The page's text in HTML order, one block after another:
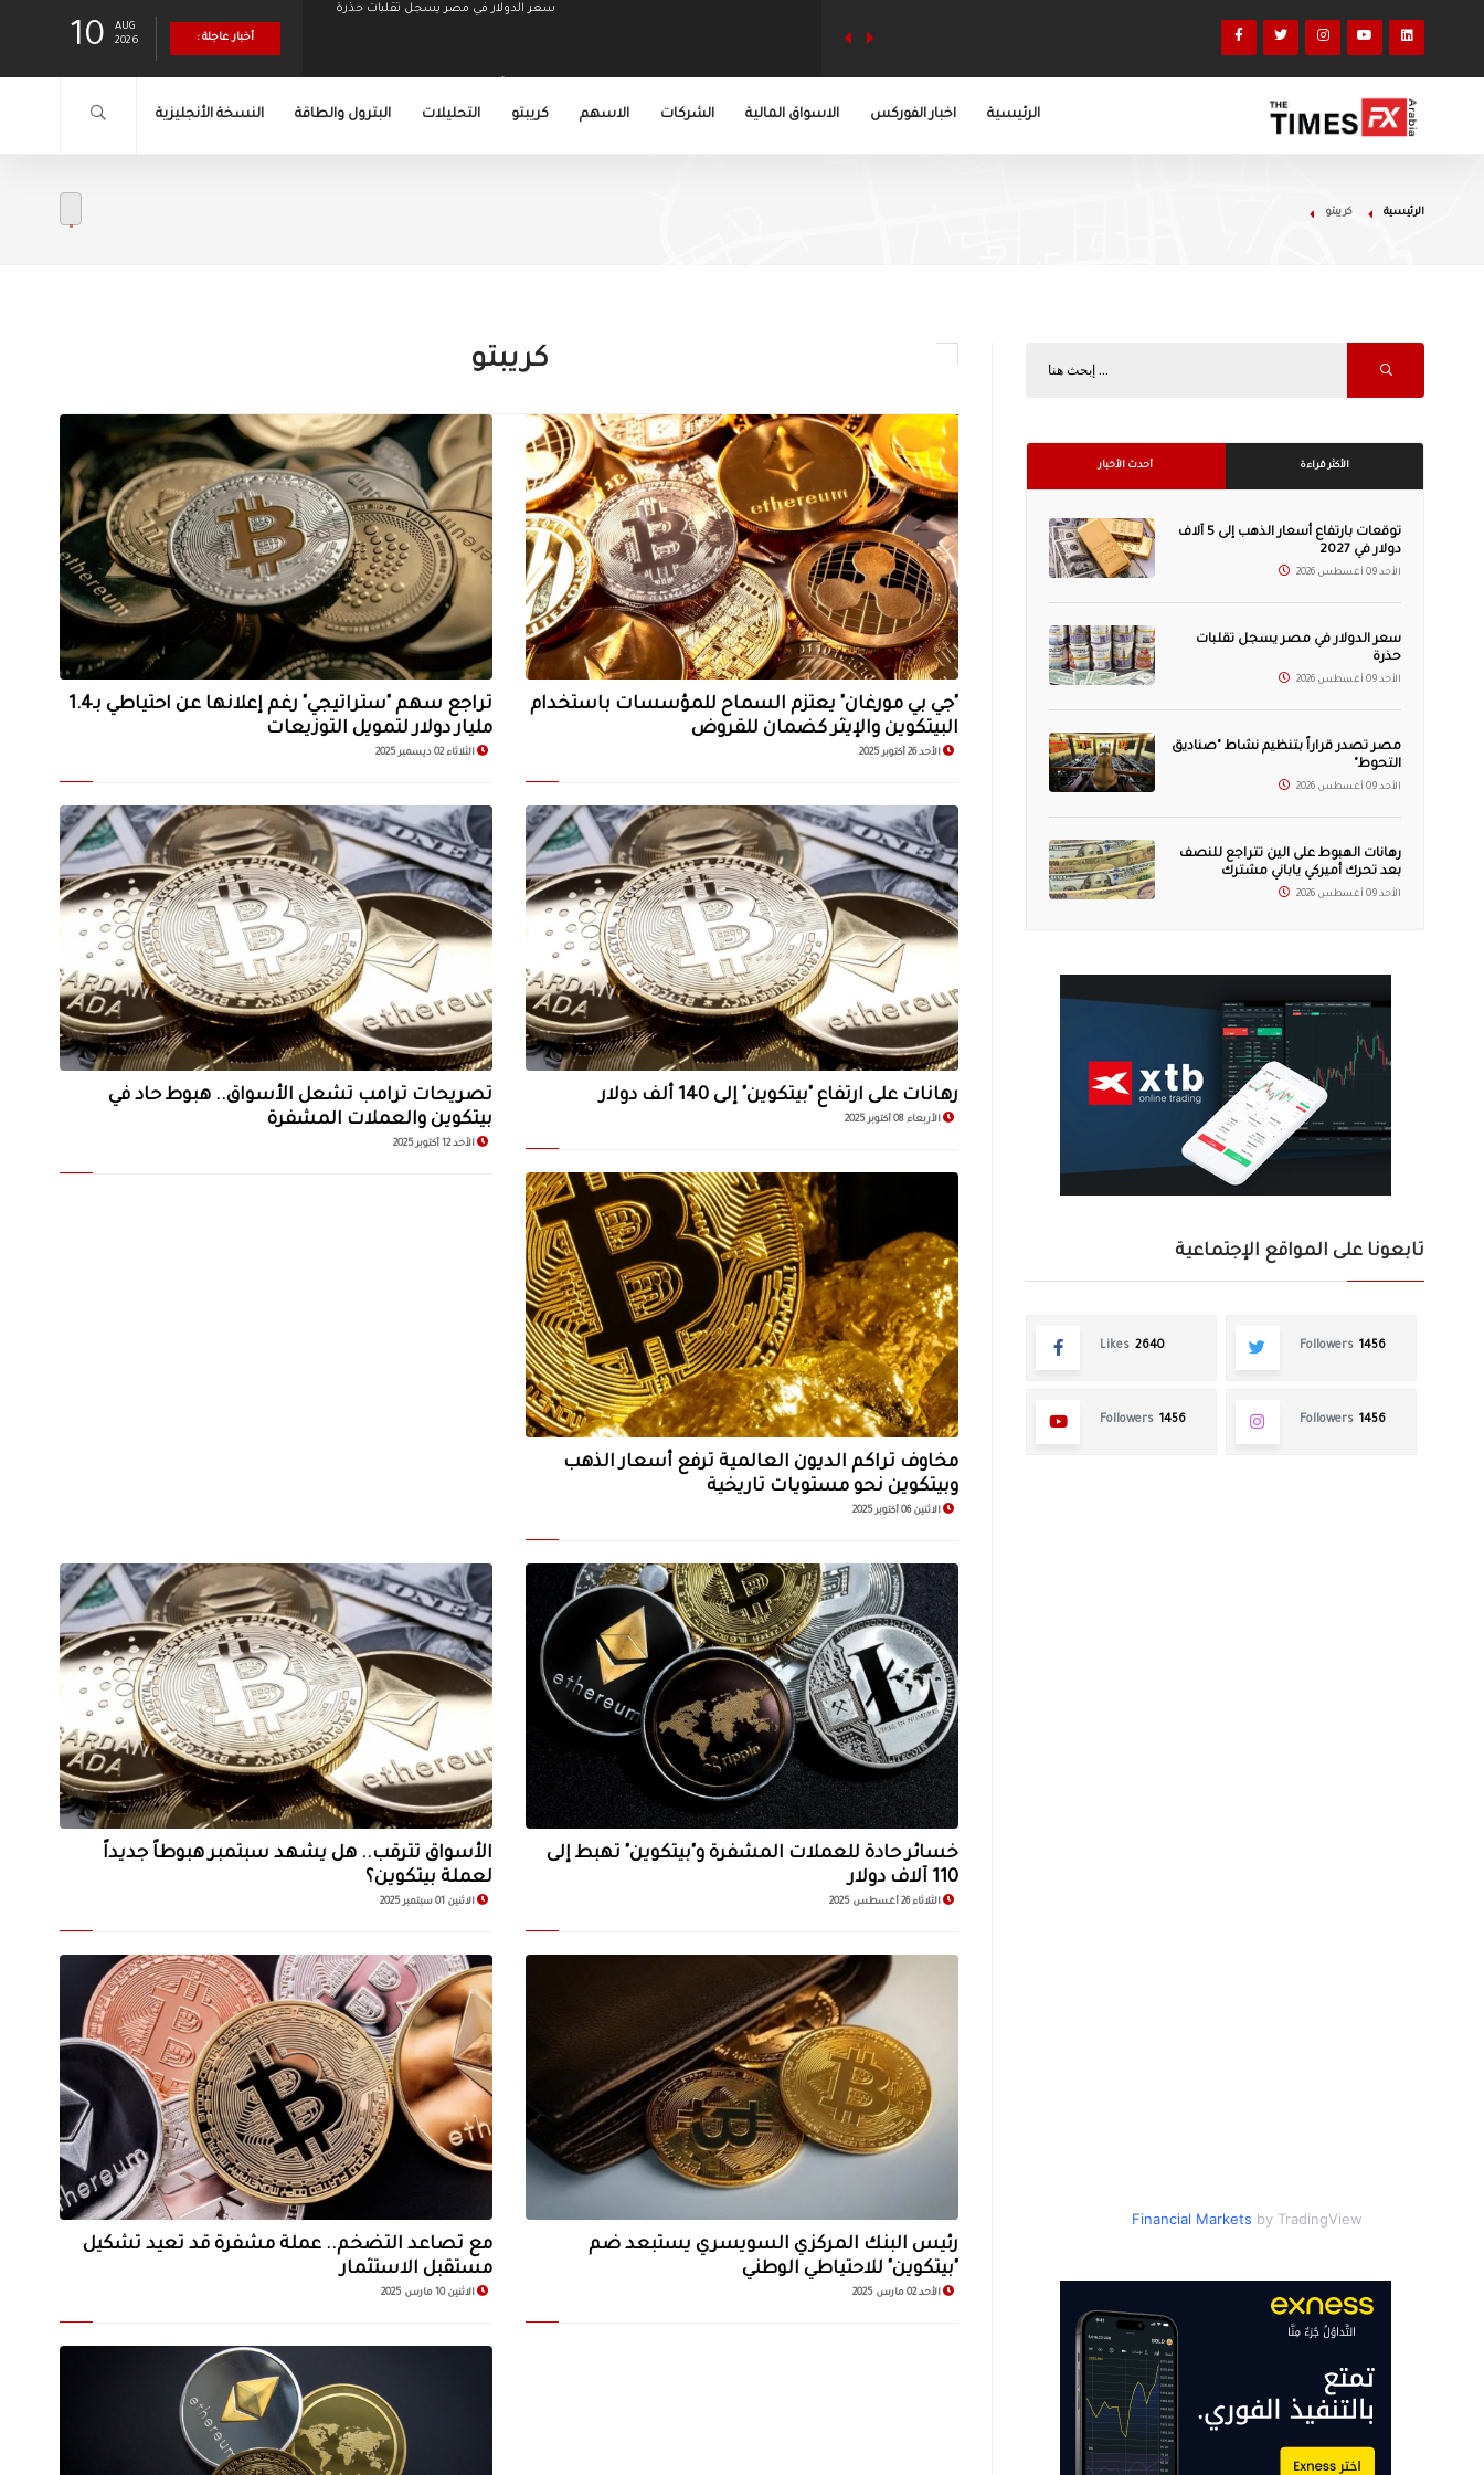
10
AUG
2026
أخبار عاجلة :
رهانات الهبوط على الين تتراجع للنصف بعد تحرك أميركي ياباني مشترك
توقعات بارتفاع أسعار الذهب إلى 5 آلاف دولار في 2027
سعر الدولار في مصر يسجل تقلبات حذرة
الرئيسية اخبار الفوركس الاسواق المالية الشركات الاسهم كريبتو التحليلات البترول والطاقة النسخة الأنجليزية
الرئيسية كريبتو
كريبتو
تراجع سهم "ستراتيجي" رغم إعلانها عن احتياطي بـ1.4
مليار دولار لتمويل التوزيعات
الثلاثاء 02 ديسمبر 2025
"جي بي مورغان" يعتزم السماح للمؤسسات باستخدام
البيتكوين والإيثر كضمان للقروض
الأحد 26 أكتوبر 2025
تصريحات ترامب تشعل الأسواق.. هبوط حاد في
بيتكوين والعملات المشفرة
الأحد 12 أكتوبر 2025
رهانات على ارتفاع "بيتكوين" إلى 140 ألف دولار
الأربعاء 08 أكتوبر 2025
مخاوف تراكم الديون العالمية ترفع أسعار الذهب
وبيتكوين نحو مستويات تاريخية
الاثنين 06 أكتوبر 2025
الأسواق تترقب.. هل يشهد سبتمبر هبوطاً جديداً
لعملة بيتكوين؟
الاثنين 01 سبتمبر 2025
خسائر حادة للعملات المشفرة و"بيتكوين" تهبط إلى
110 آلاف دولار
الثلاثاء 26 أغسطس 2025
مع تصاعد التضخم.. عملة مشفرة قد تعيد تشكيل
مستقبل الاستثمار
الاثنين 10 مارس 2025
رئيس البنك المركزي السويسري يستبعد ضم
"بيتكوين" للاحتياطي الوطني
الأحد 02 مارس 2025
الأكثر قراءة أحدث الأخبار
توقعات بارتفاع أسعار الذهب إلى 5 آلاف
دولار في 2027
الأحد 09 أغسطس 2026
سعر الدولار في مصر يسجل تقلبات
حذرة
الأحد 09 أغسطس 2026
مصر تصدر قراراً بتنظيم نشاط "صناديق
التحوط"
الأحد 09 أغسطس 2026
رهانات الهبوط على الين تتراجع للنصف
بعد تحرك أميركي ياباني مشترك
الأحد 09 أغسطس 2026
تابعونا على المواقع الإجتماعية
Likes 2640 Followers 1456
Followers 1456 Followers 1456
Financial Markets by TradingView